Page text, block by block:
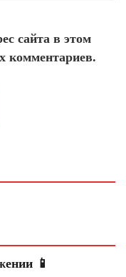
сайта в этом
комментариев.
📱